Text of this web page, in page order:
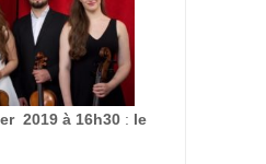
2019 à 16h30 : le